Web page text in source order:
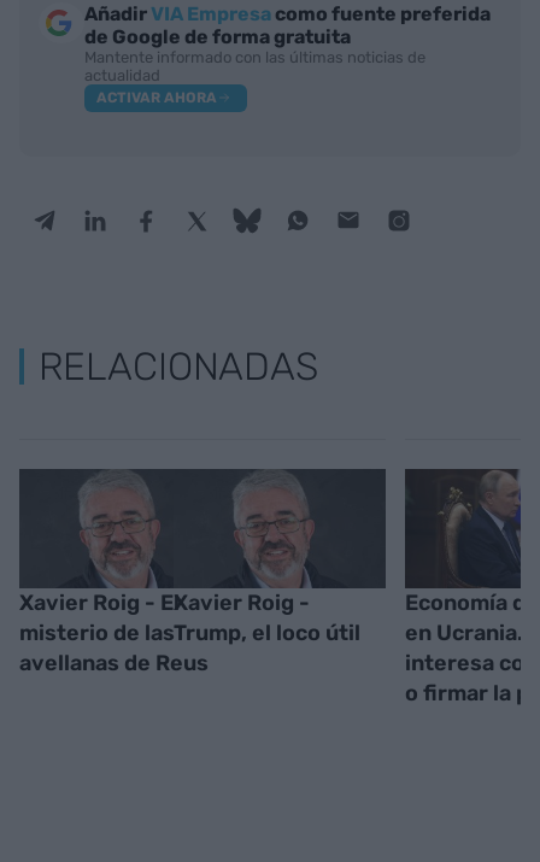
AñadirVIA Empresa como fuente preferida
de Google de forma gratuita
Mantente informado con las últimas noticias de
actualidad
ACTIVAR AHORA
RELACIONADAS
Xavier Roig - El
misterio de las
avellanas de Reus
Xavier Roig -
Trump, el loco útil
Economía
en Ucrania.
interesa
o firmar la